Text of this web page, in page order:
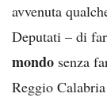
avvenuta
Deputati – di
mondo senza
Reggio